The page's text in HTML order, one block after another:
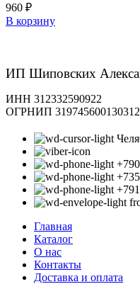
960 ₽
В корзину
ИП Шиповских
ИНН 312332590922
ОГРНИП 319745600130312
Главная
Каталог
О нас
Контакты
Доставка и оплата